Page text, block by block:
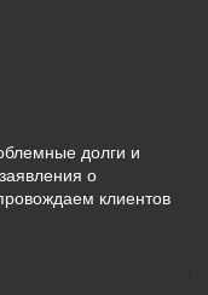
долги и
о
клиентов